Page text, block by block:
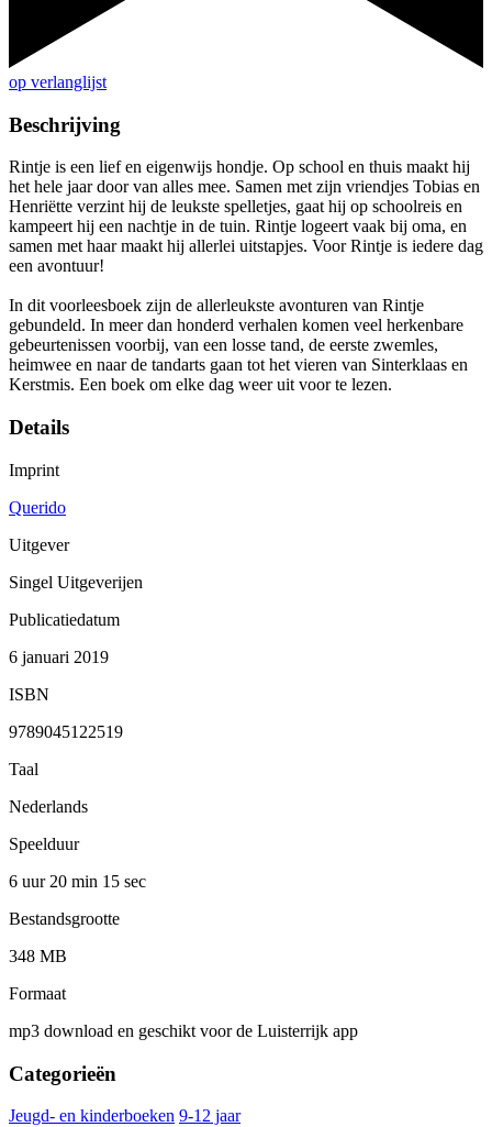
op verlanglijst
Beschrijving
Rintje is een lief en eigenwijs hondje. Op school en thuis maakt hij
het hele jaar door van alles mee. Samen met zijn vriendjes Tobias en
Henriëtte verzint hij de leukste spelletjes, gaat hij op schoolreis en
kampeert hij een nachtje in de tuin. Rintje logeert vaak bij oma, en
samen met haar maakt hij allerlei uitstapjes. Voor Rintje is iedere dag
een avontuur!
In dit voorleesboek zijn de allerleukste avonturen van Rintje
gebundeld. In meer dan honderd verhalen komen veel herkenbare
gebeurtenissen voorbij, van een losse tand, de eerste zwemles,
heimwee en naar de tandarts gaan tot het vieren van Sinterklaas en
Kerstmis. Een boek om elke dag weer uit voor te lezen.
Details
Imprint
Querido
Uitgever
Singel Uitgeverijen
Publicatiedatum
6 januari 2019
ISBN
9789045122519
Taal
Nederlands
Speelduur
6 uur 20 min 15 sec
Bestandsgrootte
348 MB
Formaat
mp3 download en geschikt voor de Luisterrijk app
Categorieën
Jeugd- en kinderboeken 9-12 jaar